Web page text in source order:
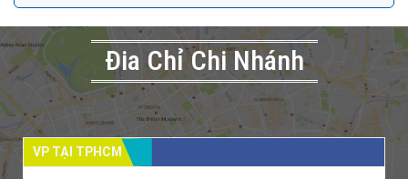
Đia Chỉ Chi Nhánh
VP TẠI TPHCM